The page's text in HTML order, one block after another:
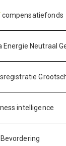
compensatiefonds
Energie Neutraal
intelligence